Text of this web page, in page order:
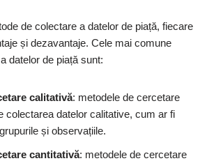
de colectare a datelor de piață, fiecare
și dezavantaje. Cele mai comune
datelor de piață sunt:
calitativă: metodele de cercetare
colectarea datelor calitative, cum ar fi
și observațiile.
cantitativă: metodele de cercetare